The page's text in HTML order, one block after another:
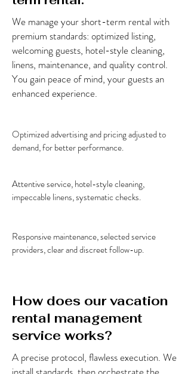
We manage your short-term rental with
premium standards: optimized listing,
welcoming guests, hotel-style cleaning,
linens, maintenance, and quality control.
You gain peace of mind, your guests an
enhanced experience.
Optimized advertising and pricing adjusted to
demand, for better performance.
Attentive service, hotel-style cleaning,
impeccable linens, systematic checks.
Responsive maintenance, selected service
providers, clear and discreet follow-up.
How does our vacation
rental management
service works?
A precise protocol, flawless execution. We